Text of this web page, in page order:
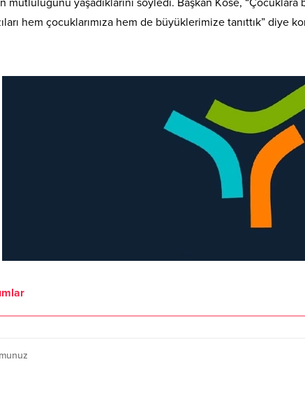
hem çocuklarımıza hem de büyüklerimize tanıttık” diye